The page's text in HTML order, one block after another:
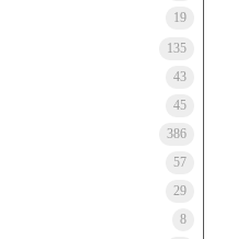
19
135
43
45
386
57
29
8